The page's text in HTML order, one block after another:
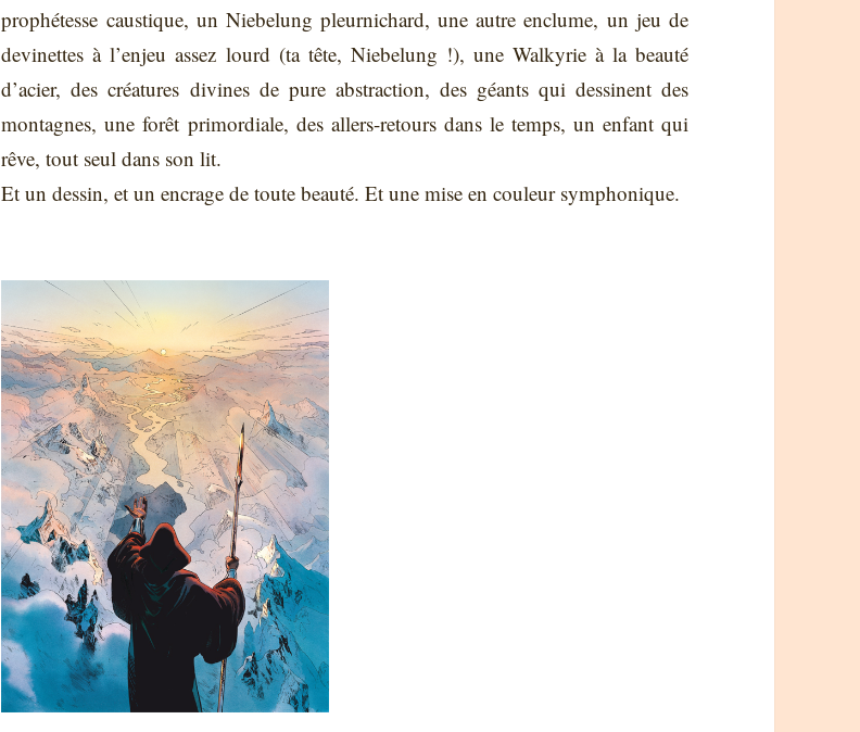
prophétesse caustique, un Niebelung pleurnichard, une autre enclume, un jeu de
devinettes à l’enjeu assez lourd (ta tête, Niebelung !), une Walkyrie à la beauté
d’acier, des créatures divines de pure abstraction, des géants qui dessinent des
montagnes, une forêt primordiale, des allers-retours dans le temps, un enfant qui
rêve, tout seul dans son lit.
Et un dessin, et un encrage de toute beauté. Et une mise en couleur symphonique.